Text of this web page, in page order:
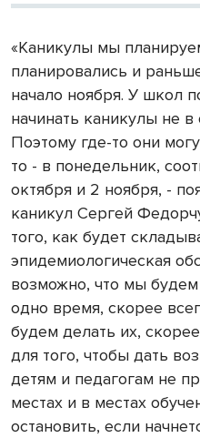
«Каникулы мы
планировались и
начало ноября. У школ
начинать каникулы не
Поэтому где-то они
то - в понедельник,
октября и 2 ноября, -
каникул Сергей
того, как будет
эпидемиологическая
возможно, что мы
одно время, скорее
будем делать их,
для того, чтобы дать
детям и педагогам не
местах и в местах
остановить, если